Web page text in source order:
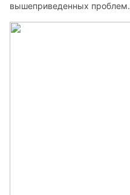
вышеприведенных проблем.